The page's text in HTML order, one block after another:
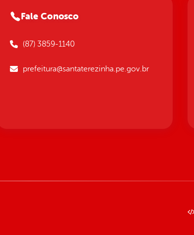
Fale Conosco
(87) 3859-1140
prefeitura@santaterezinha.pe.gov.br